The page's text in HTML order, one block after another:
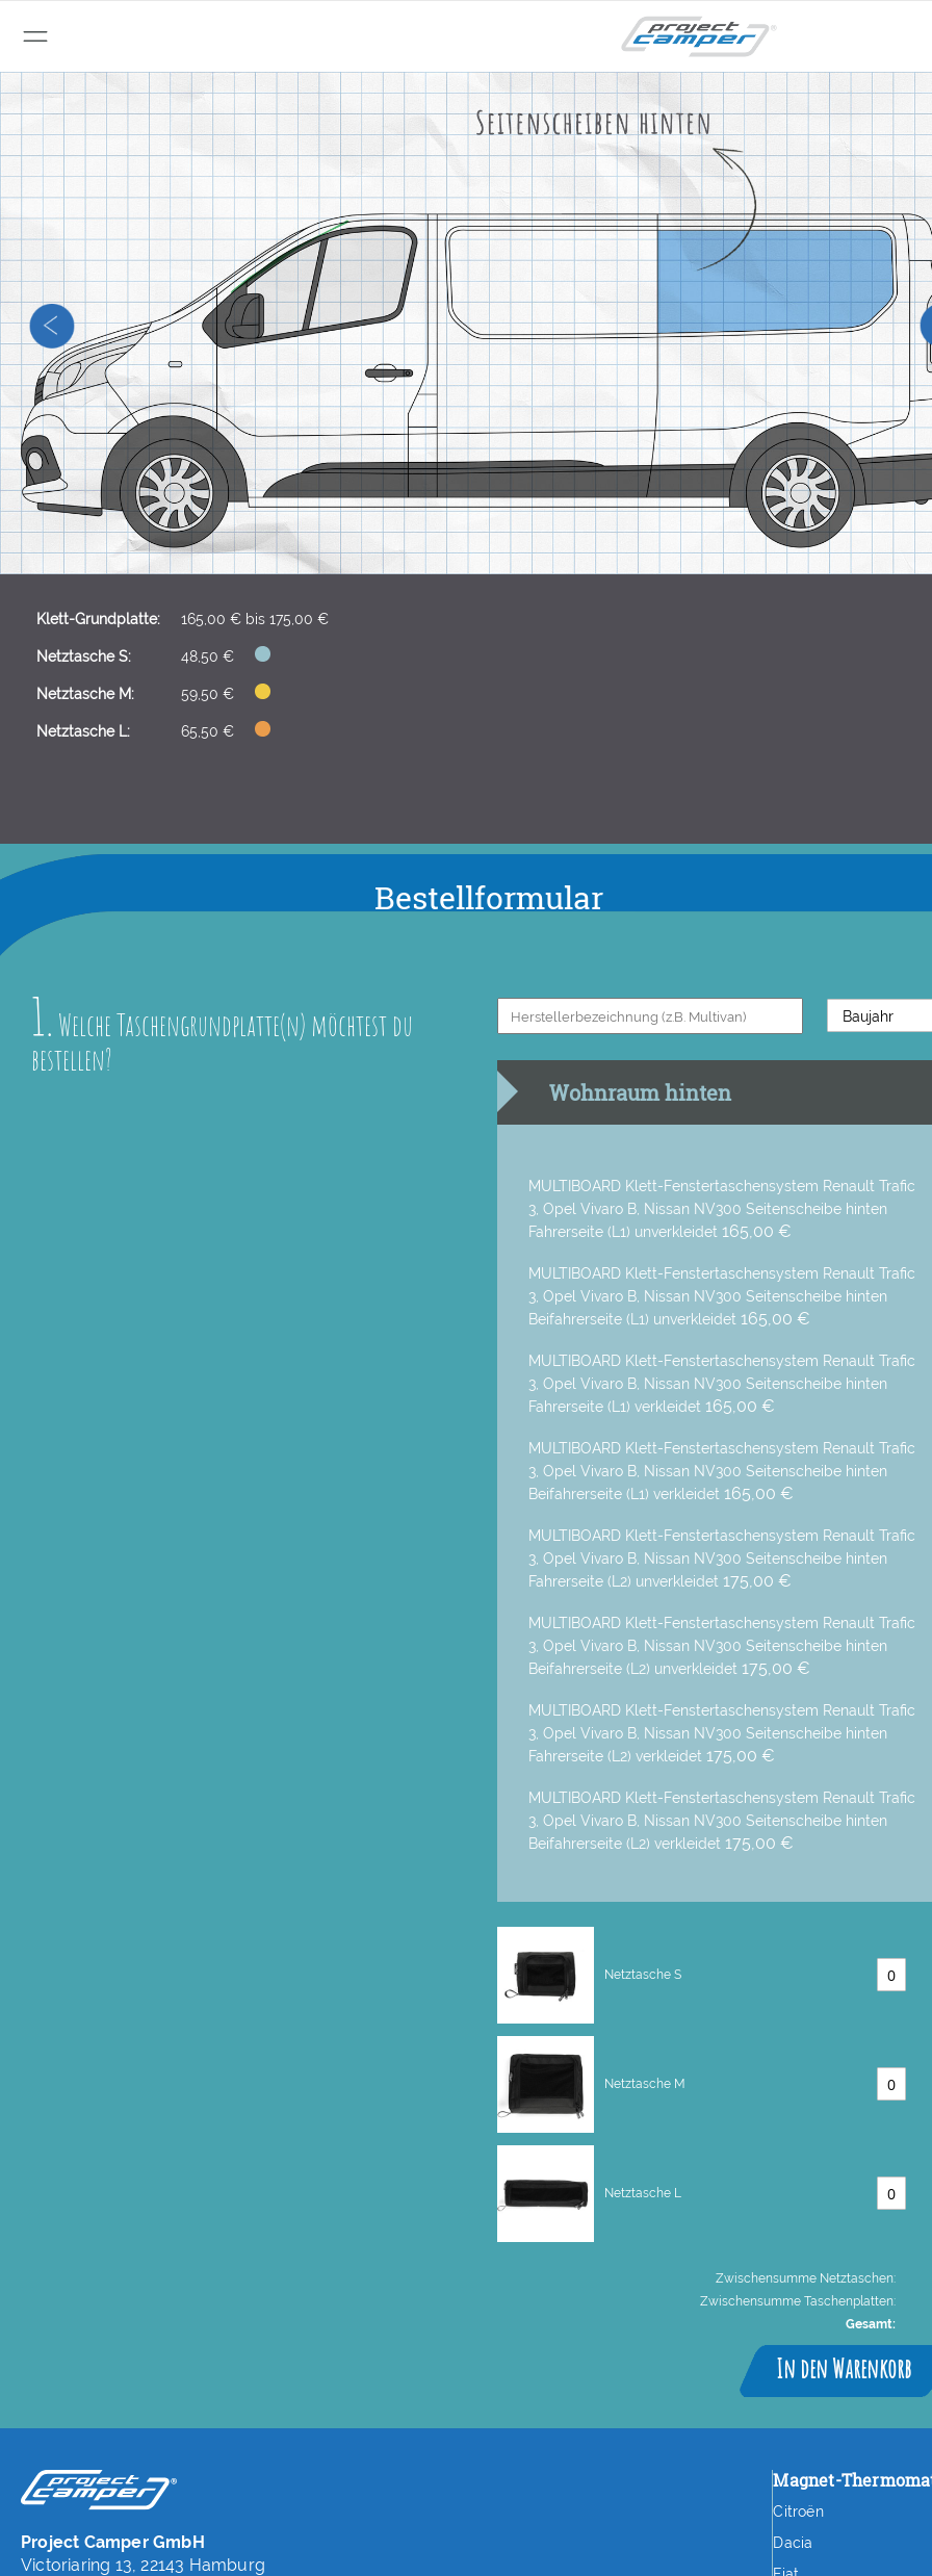
Klett-Grundplatte: 165,00 € bis 175,00 €
Netztasche S: 48,50 €
Netztasche M: 59,50 €
Netztasche L: 65,50 €
Bestellformular
1. Welche Taschengrundplatte(n) möchtest du
bestellen?
Wohnraum hinten
MULTIBOARD Klett-Fenstertaschensystem Renault Trafic
3, Opel Vivaro B, Nissan NV300 Seitenscheibe hinten
Fahrerseite (L1) unverkleidet 165,00 €
MULTIBOARD Klett-Fenstertaschensystem Renault Trafic
3, Opel Vivaro B, Nissan NV300 Seitenscheibe hinten
Beifahrerseite (L1) unverkleidet 165,00 €
MULTIBOARD Klett-Fenstertaschensystem Renault Trafic
3, Opel Vivaro B, Nissan NV300 Seitenscheibe hinten
Fahrerseite (L1) verkleidet 165,00 €
MULTIBOARD Klett-Fenstertaschensystem Renault Trafic
3, Opel Vivaro B, Nissan NV300 Seitenscheibe hinten
Beifahrerseite (L1) verkleidet 165,00 €
MULTIBOARD Klett-Fenstertaschensystem Renault Trafic
3, Opel Vivaro B, Nissan NV300 Seitenscheibe hinten
Fahrerseite (L2) unverkleidet 175,00 €
MULTIBOARD Klett-Fenstertaschensystem Renault Trafic
3, Opel Vivaro B, Nissan NV300 Seitenscheibe hinten
Beifahrerseite (L2) unverkleidet 175,00 €
MULTIBOARD Klett-Fenstertaschensystem Renault Trafic
3, Opel Vivaro B, Nissan NV300 Seitenscheibe hinten
Fahrerseite (L2) verkleidet 175,00 €
MULTIBOARD Klett-Fenstertaschensystem Renault Trafic
3, Opel Vivaro B, Nissan NV300 Seitenscheibe hinten
Beifahrerseite (L2) verkleidet 175,00 €
Netztasche S
Netztasche M
Netztasche L
Zwischensumme Netztaschen:
Zwischensumme Taschenplatten:
Gesamt:
In den Warenkorb
Project Camper GmbH
Victoriaring 13, 22143 Hamburg
Magnet-
Citroën
Dacia